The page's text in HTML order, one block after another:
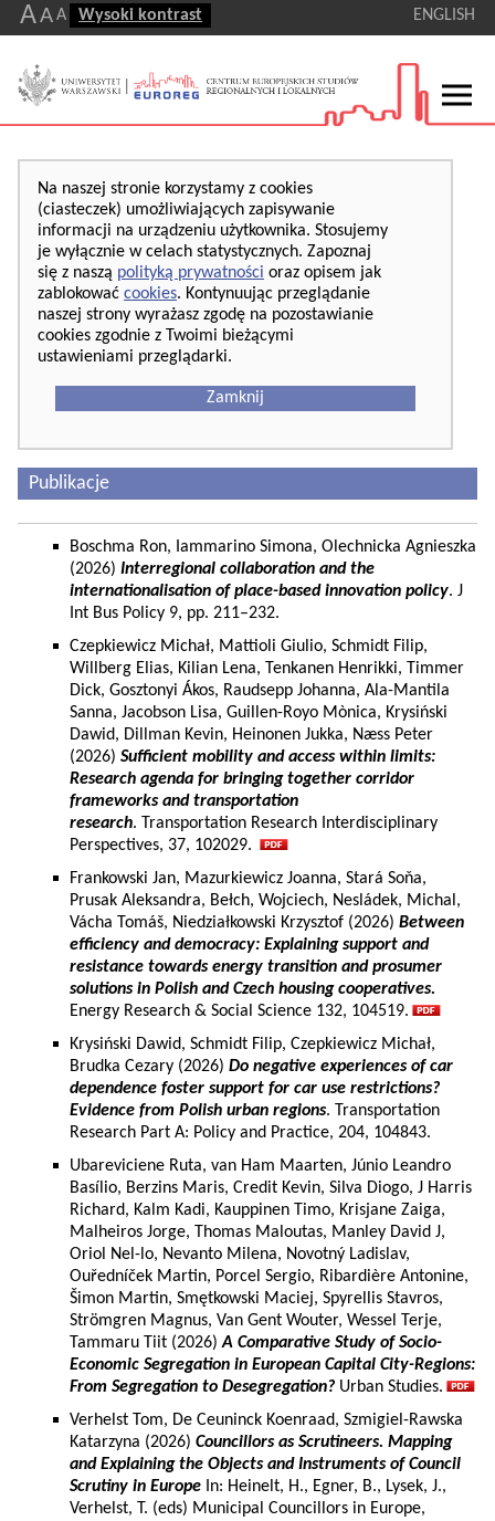
AA A Wysoki kontrast ENGLISH
Na naszej stronie korzystamy z cookies
(ciasteczek) umożliwiających zapisywanie
informacji na urządzeniu użytkownika. Stosujemy
je wyłącznie w celach statystycznych. Zapoznaj
się z naszą polityką prywatności oraz opisem jak
zablokować cookies. Kontynuując przeglądanie
naszej strony wyrażasz zgodę na pozostawianie
cookies zgodnie z Twoimi bieżącymi
ustawieniami przeglądarki.
Zamknij
Publikacje
Boschma Ron, Iammarino Simona, Olechnicka Agnieszka
(2026) Interregional collaboration and the
internationalisation of place-based innovation policy. J
Int Bus Policy 9, pp. 211–232.
Czepkiewicz Michał, Mattioli Giulio, Schmidt Filip,
Willberg Elias, Kilian Lena, Tenkanen Henrikki, Timmer
Dick, Gosztonyi Ákos, Raudsepp Johanna, Ala-Mantila
Sanna, Jacobson Lisa, Guillen-Royo Mònica, Krysiński
Dawid, Dillman Kevin, Heinonen Jukka, Næss Peter
(2026) Sufficient mobility and access within limits:
Research agenda for bringing together corridor
frameworks and transportation
research. Transportation Research Interdisciplinary
Perspectives, 37, 102029.
Frankowski Jan, Mazurkiewicz Joanna, Stará Soňa,
Prusak Aleksandra, Bełch, Wojciech, Nesládek, Michal,
Vácha Tomáš, Niedziałkowski Krzysztof (2026) Between
efficiency and democracy: Explaining support and
resistance towards energy transition and prosumer
solutions in Polish and Czech housing cooperatives.
Energy Research & Social Science 132, 104519.
Krysiński Dawid, Schmidt Filip, Czepkiewicz Michał,
Brudka Cezary (2026) Do negative experiences of car
dependence foster support for car use restrictions?
Evidence from Polish urban regions. Transportation
Research Part A: Policy and Practice, 204, 104843.
Ubareviciene Ruta, van Ham Maarten, Júnio Leandro
Basílio, Berzins Maris, Credit Kevin, Silva Diogo, J Harris
Richard, Kalm Kadi, Kauppinen Timo, Krisjane Zaiga,
Malheiros Jorge, Thomas Maloutas, Manley David J,
Oriol Nel-lo, Nevanto Milena, Novotný Ladislav,
Ouředníček Martin, Porcel Sergio, Ribardière Antonine,
Šimon Martin, Smętkowski Maciej, Spyrellis Stavros,
Strömgren Magnus, Van Gent Wouter, Wessel Terje,
Tammaru Tiit (2026)A Comparative Study of Socio-
Economic Segregation in European Capital City-Regions:
From Segregation to Desegregation? Urban Studies.
Verhelst Tom, De Ceuninck Koenraad, Szmigiel-Rawska
Katarzyna (2026) Councillors as Scrutineers. Mapping
and Explaining the Objects and Instruments of Council
Scrutiny in Europe In: Heinelt, H., Egner, B., Lysek, J.,
Verhelst, T. (eds) Municipal Councillors in Europe,